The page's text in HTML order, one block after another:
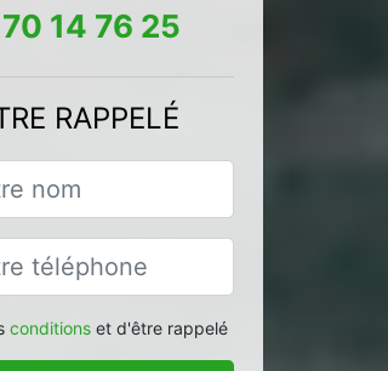
14 76 25
RAPPELÉ
conditionset d'être rappelé